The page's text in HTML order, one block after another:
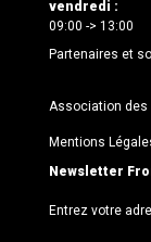
vendredi :
09:00 -> 13:00
Partenaires et
Association des
Mentions
Newsletter
Entrez votre